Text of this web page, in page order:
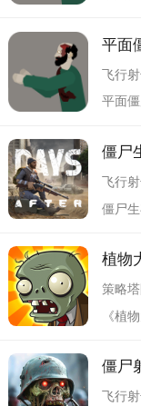
平面
飞行
僵尸
飞行
植物
策略
僵尸
飞行